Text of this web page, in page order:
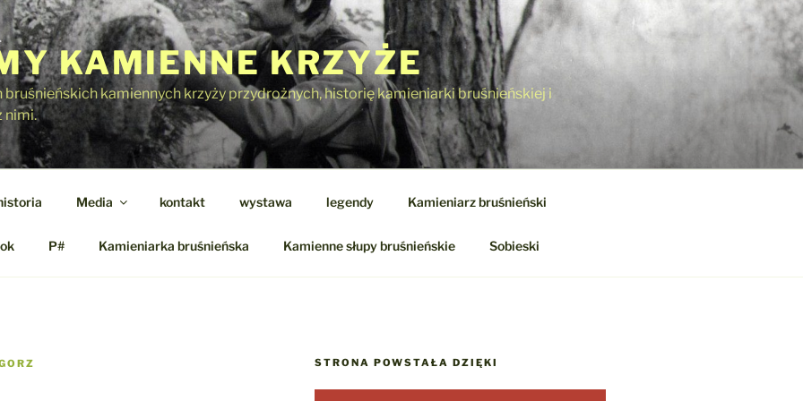
KAMIENNE KRZYŻE
kamiennych krzyży przydrożnych, historię kamieniarki bruśnieńskiej i
nimi.
Media kontakt wystawa legendy Kamieniarz bruśnieński
P# Kamieniarka bruśnieńska Kamienne słupy bruśnieńskie Sobieski
STRONA POWSTAŁA DZIĘKI